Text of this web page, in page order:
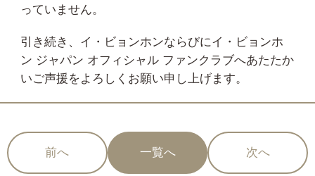
っていません。
引き続き、イ・ビョンホンならびにイ・ビョンホ
ン ジャパン オフィシャル ファンクラブへあたたか
いご声援をよろしくお願い申し上げます。
前へ 一覧へ 次へ